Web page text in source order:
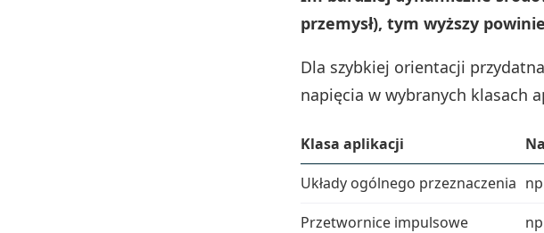
przemysł), tym wyższy
Dla szybkiej orientacji
napięcia w wybranych klasach
Klasa aplikacji
Układy ogólnego przeznaczenia
Przetwornice impulsowe